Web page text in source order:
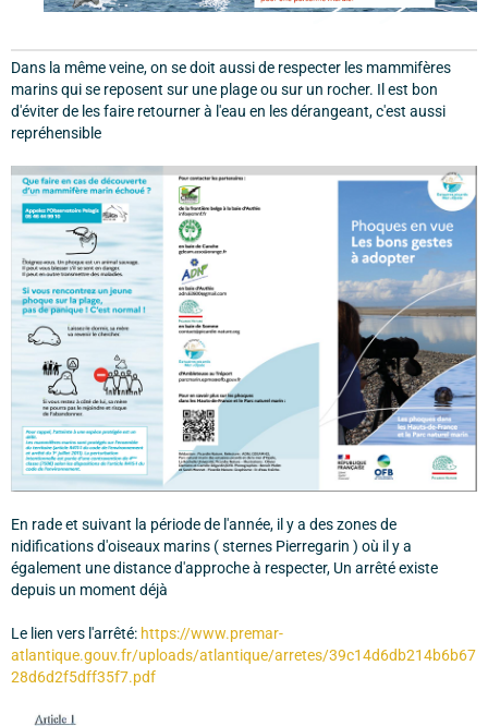
Dans la même veine, on se doit aussi de respecter les mammifères
marins qui se reposent sur une plage ou sur un rocher. Il est bon
d'éviter de les faire retourner à l'eau en les dérangeant, c'est aussi
repréhensible
En rade et suivant la période de l'année, il y a des zones de
nidifications d'oiseaux marins ( sternes Pierregarin ) où il y a
également une distance d'approche à respecter, Un arrêté existe
depuis un moment déjà
Le lien vers l'arrêté: https://www.premar-
atlantique.gouv.fr/uploads/atlantique/arretes/39c14d6db214b6b67
28d6d2f5dff35f7.pdf